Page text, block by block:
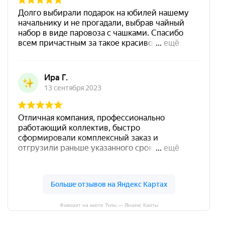
Фаворит на карте Тулы — Яндекс Карты